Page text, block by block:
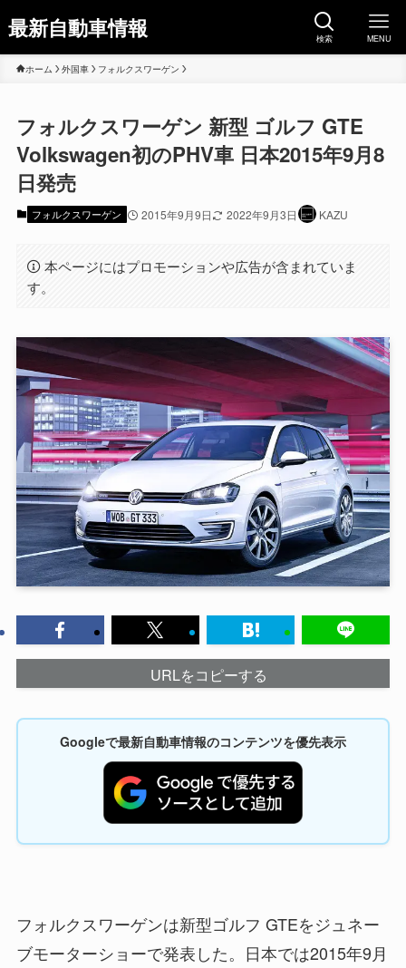
最新自動車情報 検索 MENU
ホーム 外国車 フォルクスワーゲン
フォルクスワーゲン 新型 ゴルフ GTE
Volkswagen初のPHV車 日本2015年9月8
日発売
フォルクスワーゲン 2015年9月9日 2022年9月3日 KAZU
本ページにはプロモーションや広告が含まれていま
す。
URLをコピーする
Googleで最新自動車情報のコンテンツを優先表示
フォルクスワーゲンは新型ゴルフ GTEをジュネー
ブモーターショーで発表した。日本では2015年9月